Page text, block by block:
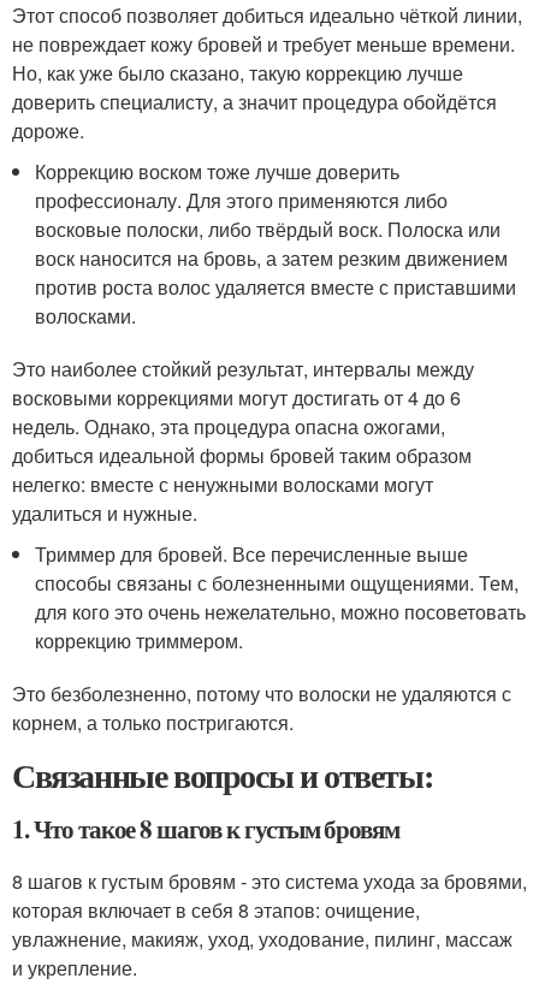
Этот способ позволяет добиться идеально чёткой линии,
не повреждает кожу бровей и требует меньше времени.
Но, как уже было сказано, такую коррекцию лучше
доверить специалисту, а значит процедура обойдётся
дороже.
Коррекцию воском тоже лучше доверить
профессионалу. Для этого применяются либо
восковые полоски, либо твёрдый воск. Полоска или
воск наносится на бровь, а затем резким движением
против роста волос удаляется вместе с приставшими
волосками.
Это наиболее стойкий результат, интервалы между
восковыми коррекциями могут достигать от 4 до 6
недель. Однако, эта процедура опасна ожогами,
добиться идеальной формы бровей таким образом
нелегко: вместе с ненужными волосками могут
удалиться и нужные.
Триммер для бровей. Все перечисленные выше
способы связаны с болезненными ощущениями. Тем,
для кого это очень нежелательно, можно посоветовать
коррекцию триммером.
Это безболезненно, потому что волоски не удаляются с
корнем, а только постригаются.
Связанные вопросы и ответы:
1. Что такое 8 шагов к густым бровям
8 шагов к густым бровям - это система ухода за бровями,
которая включает в себя 8 этапов: очищение,
увлажнение, макияж, уход, уходование, пилинг, массаж
и укрепление.